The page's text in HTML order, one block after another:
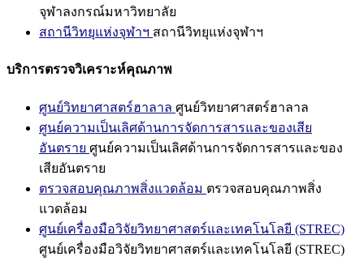
จุฬาลงกรณ์มหาวิทยาลัย
สถานีวิทยุแห่งจุฬาฯ สถานีวิทยุแห่งจุฬาฯ
บริการตรวจวิเคราะห์คุณภาพ
ศูนย์วิทยาศาสตร์ฮาลาล ศูนย์วิทยาศาสตร์ฮาลาล
ศูนย์ความเป็นเลิศด้านการจัดการสารและของเสีย
อันตราย ศูนย์ความเป็นเลิศด้านการจัดการสารและของ
เสียอันตราย
ตรวจสอบคุณภาพสิ่งแวดล้อม ตรวจสอบคุณภาพสิ่ง
แวดล้อม
ศูนย์เครื่องมือวิจัยวิทยาศาสตร์และเทคโนโลยี (STREC)
ศูนย์เครื่องมือวิจัยวิทยาศาสตร์และเทคโนโลยี (STREC)